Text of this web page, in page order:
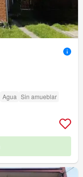
Agua Sin amueblar